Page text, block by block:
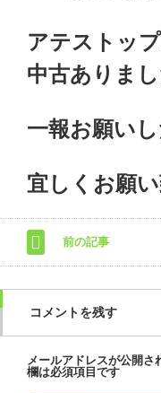
アテストッ
中古ありま
一報お願い
宜しくお願
前の記事
コメントを残す
メールアドレスが公開さ
欄は必須項目です